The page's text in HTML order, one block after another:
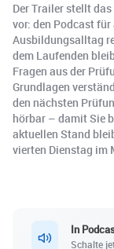
Der Trailer stellt
vor: den Podcast
Ausbildungsalltag
dem Laufenden
Fragen aus der
Grundlagen
den nächsten
hörbar – damit Sie
aktuellen Stand
vierten Dienstag im
In
Schalte